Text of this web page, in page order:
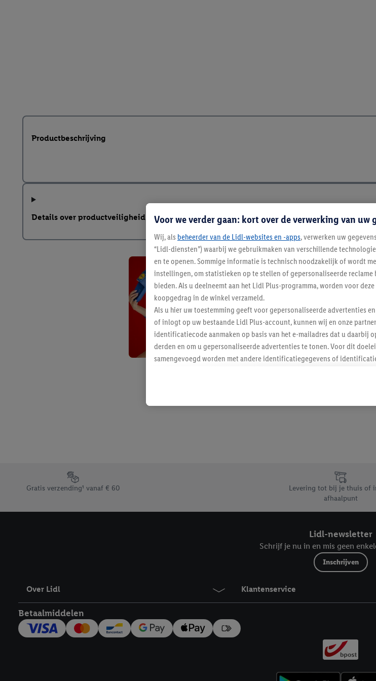
Productbeschrijving
Details over productveiligheid
Blijf
Footerelement met de verschillende USPs van Lidl.be
Gratis verzending¹ vanaf € 60
Levering tot bij je thuis of
afhaalpunt
Lidl-newsletter
Schrijf je nu in en mis geen
Inschrijven
Over Lidl Klantenservice
Betaalmiddelen
Voor we verder gaan: kort over de verwerking van uw
Wij, als beheerder van de Lidl-websites en -apps, verwerken uw
“Lidl-diensten”) waarbij we gebruikmaken van verschillende
en te openen. Sommige informatie is technisch noodzakelijk of wordt
instellingen, om statistieken op te stellen of gepersonaliseerde
bieden. Als u deelneemt aan het Lidl Plus-programma, worden voor
koopgedrag in de winkel verzameld.
Als u hier uw toestemming geeft voor gepersonaliseerde advertenties
of inlogt op uw bestaande Lidl Plus-account, kunnen wij en onze
identificatiecode aanmaken op basis van het e-mailadres dat u daarbij
derden en om u gepersonaliseerde advertenties te tonen. Voor dit
samengevoegd worden met andere identificatiegegevens of
Als u hiermee akkoord gaat, kunnen advertenties in het kader van
u interesse hebt getoond (bijvoorbeeld door het product in de webshop
niet te kopen), ook op verschillende apparaten en verschillende Lidl-
waaronder de bewaartermijn van de gegevens en uw recht om uw
privacyverklaring .Je vindt het